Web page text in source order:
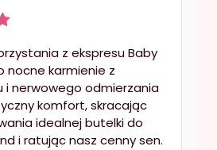
z ekspresu Baby
nocne karmienie z
i nerwowego odmierzania
komfort, skracając
idealnej butelki do
i ratując nasz cenny sen.